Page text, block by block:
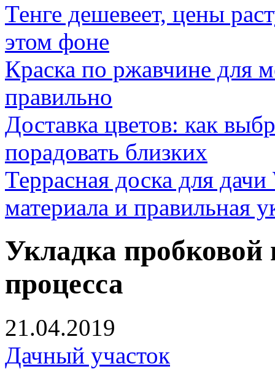
Тенге дешевеет, цены
этом фоне
Краска по ржавчине для
правильно
Доставка цветов: как
порадовать близких
Террасная доска для
материала и правильная
Укладка пробковой
процесса
21.04.2019
Дачный участок